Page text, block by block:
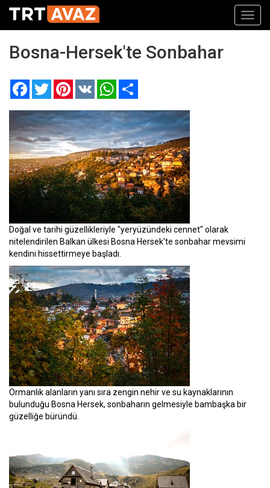
Bosna-Hersek'te Sonbahar
FacebookTwitterPinterest
VK WhatsApp
Doğal ve tarihi güzellikleriyle "yeryüzündeki cennet" olarak
nitelendirilen Balkan ülkesi Bosna Hersek'te sonbahar mevsimi
kendini hissettirmeye başladı.
Ormanlık alanların yanı sıra zengin nehir ve su kaynaklarının
bulunduğu Bosna Hersek, sonbaharın gelmesiyle bambaşka bir
güzelliğe büründü.